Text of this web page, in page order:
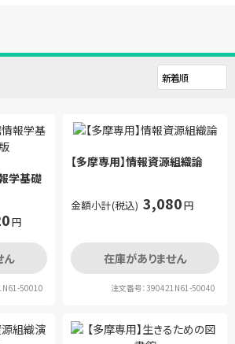
学基礎
円
ん
50010
【多摩専用】情報資源組織論
金額小計(税込) 3,080円
在庫がありません
注文番号：390421N61-50040